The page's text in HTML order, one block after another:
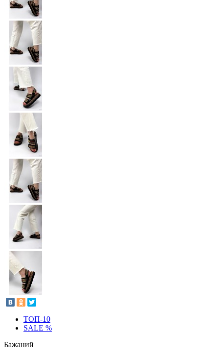
ТОП-10
SALE %
Бажаний